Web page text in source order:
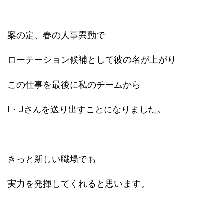
案の定、春の人事異動で
ローテーション候補として彼の名が上がり
この仕事を最後に私のチームから
I・Jさんを送り出すことになりました。
きっと新しい職場でも
実力を発揮してくれると思います。